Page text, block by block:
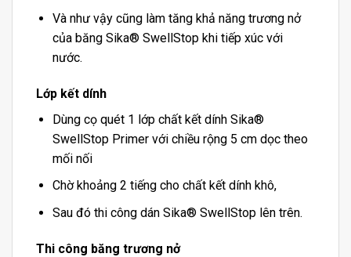
Và như vậy cũng làm tăng khả năng trương nở
của băng Sika® SwellStop khi tiếp xúc với
nước.
Lớp kết dính
Dùng cọ quét 1 lớp chất kết dính Sika®
SwellStop Primer với chiều rộng 5 cm dọc theo
mối nối
Chờ khoảng 2 tiếng cho chất kết dính khô,
Sau đó thi công dán Sika® SwellStop lên trên.
Thi công băng trương nở